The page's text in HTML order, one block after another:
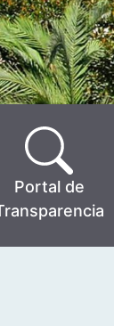
Portal de